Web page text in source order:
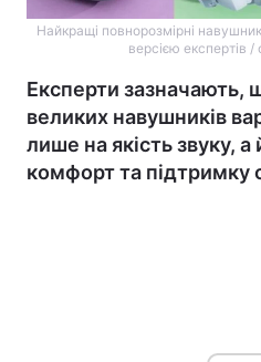
Найкращі повнорозмірні
версією експертів
Експерти зазначають,
великих навушників
лише на якість звуку, а
комфорт та підтримку